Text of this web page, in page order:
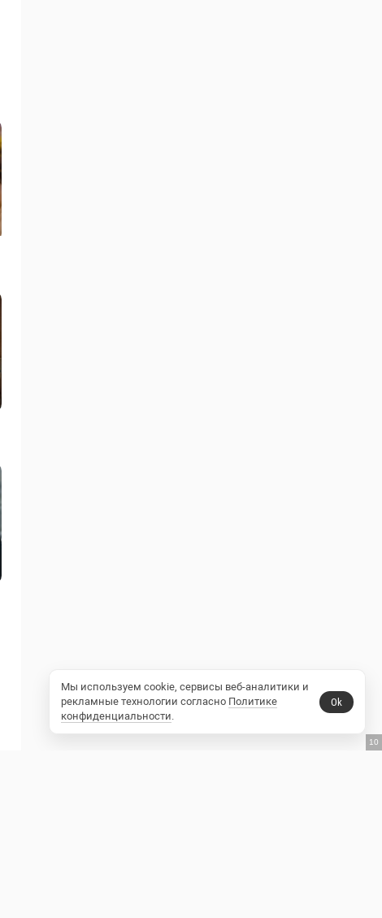
Мы используем cookie, сервисы веб-аналитики и
рекламные технологии согласно Политике
конфиденциальности.
Ok
9